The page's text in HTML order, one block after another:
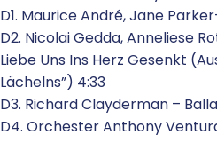
D1. Maurice André, Jane
D2. Nicolai Gedda, Anneliese
Liebe Uns Ins Herz Gesenkt
Lächelns”) 4:33
D3. Richard Clayderman –
D4. Orchester Anthony